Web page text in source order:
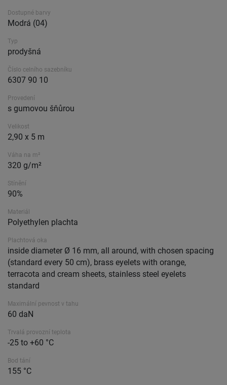
Dostupné barvy
Modrá (04)
Typ
prodyšná
Číslo celního sazebníku
6307 90 10
Provedení
s gumovou šňůrou
Velikost
2,90 x 5 m
Váha na m²
320 g/m²
Stínění
90%
Materiál
Polyethylen plachta
Plachtová oka
inside diameter Ø 16 mm, all around, with chosen spacing
(standard every 50 cm), brass eyelets with orange,
terracota and cream sheets, stainless steel eyelets
standard
Maximální pevnost v tahu
60 daN
Trvalá provozní teplota
-25 to +60 °C
Bod tání
155 °C